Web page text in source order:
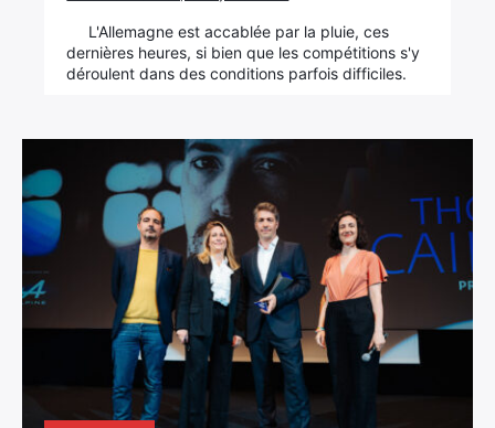
L'Allemagne est accablée par la pluie, ces
dernières heures, si bien que les compétitions s'y
déroulent dans des conditions parfois difficiles.